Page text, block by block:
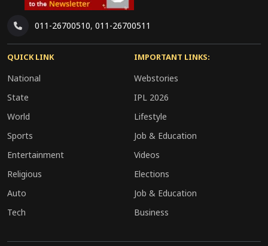
011-26700510, 011-26700511
QUICK LINK
National
State
World
Sports
Entertainment
Religious
Auto
Tech
IMPORTANT LINKS:
Webstories
IPL 2026
Lifestyle
Job & Education
Videos
Elections
Job & Education
Business